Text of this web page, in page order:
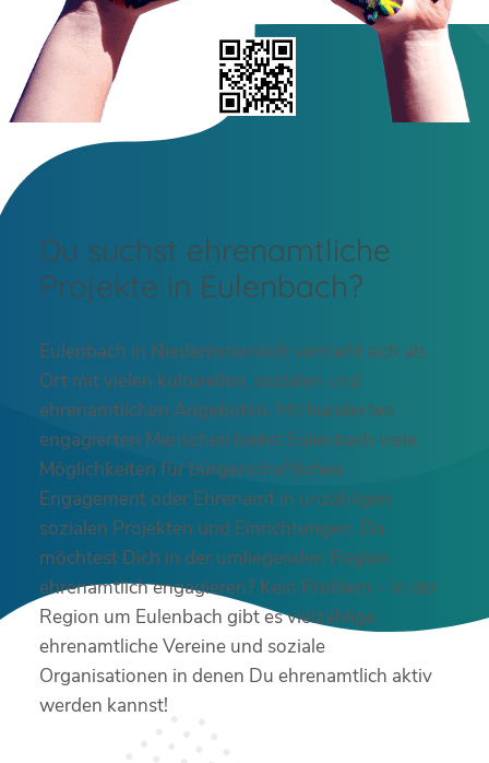
Du suchst ehrenamtliche
Projekte in Eulenbach?
Eulenbach in Niederösterreich versteht sich als
Ort mit vielen kulturellen, sozialen und
ehrenamtlichen Angeboten. Mit hunderten
engagierten Menschen bietet Eulenbach viele
Möglichkeiten für bürgerschaftliches
Engagement oder Ehrenamt in unzähligen
sozialen Projekten und Einrichtungen. Du
möchtest Dich in der umliegenden Region
ehrenamtlich engagieren? Kein Problem – in der
Region um Eulenbach gibt es vielzählige
ehrenamtliche Vereine und soziale
Organisationen in denen Du ehrenamtlich aktiv
werden kannst!